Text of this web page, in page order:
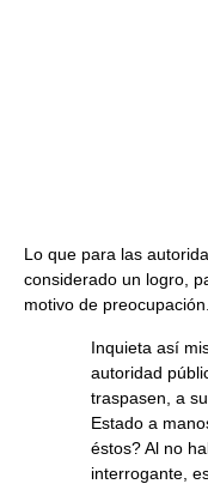
Lo que para las
considerado un logro,
motivo de
Inquieta así
autoridad
traspasen, a
Estado a
éstos? Al no
interrogante,